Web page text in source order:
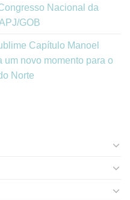
Nacional da
GOB
Capítulo Manoel
um novo momento para o
Norte